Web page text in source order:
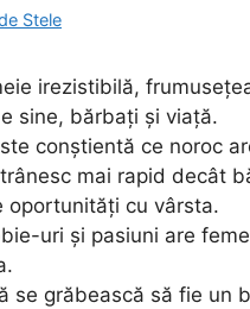
Stele
irezistibilă,
sine, bărbați și viață.
conștientă ce noroc
mai rapid decât
oportunități cu vârsta.
uri și pasiuni are
se grăbească să fie